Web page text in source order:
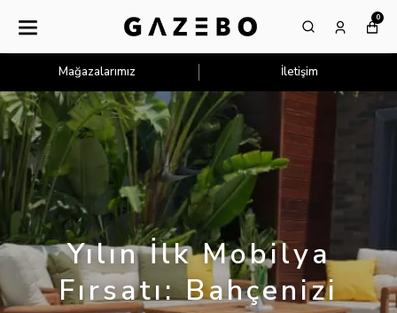
0
Mağazalarımız İletişim
Yılın İlk Mobilya
Fırsatı: Bahçenizi